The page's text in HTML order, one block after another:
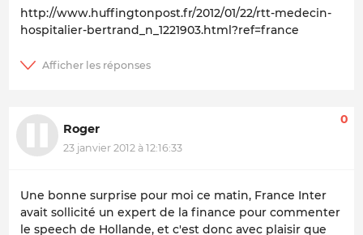
http://www.huffingtonpost.fr/2012/01/22/rtt-medecin-
hospitalier-bertrand_n_1221903.html?ref=france
Roger
23 janvier 2012 à 12:16:33
0
Une bonne surprise pour moi ce matin, France Inter
avait sollicité un expert de la finance pour commenter
le speech de Hollande, et c'est donc avec plaisir que